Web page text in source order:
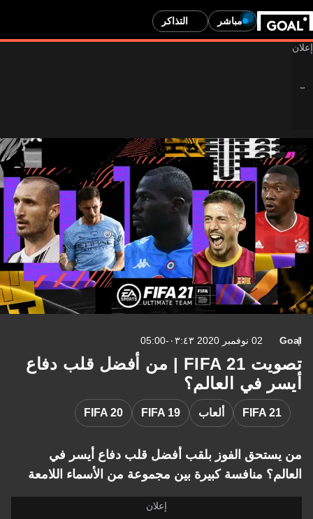
مباشر التذاكر
Goal 02 نوفمبر 2020 ٠٣:٤٣-05:00
تصويت FIFA 21 | من أفضل قلب دفاع
أيسر في العالم؟
FIFA 21 ألعاب FIFA 19
FIFA 20
من يستحق الفوز بلقب أفضل قلب دفاع أيسر في
العالم؟ منافسة كبيرة بين مجموعة من الأسماء اللامعة